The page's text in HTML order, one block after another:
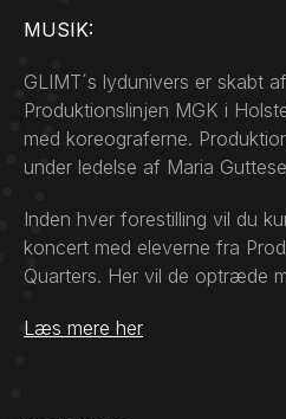
MUSIK:
GLIMT´s lydunivers er skabt
Produktionslinjen MGK i
med koreograferne.
under ledelse af Maria
Inden hver forestilling vil du
koncert med eleverne fra
Quarters. Her vil de optræde
Læs mere her